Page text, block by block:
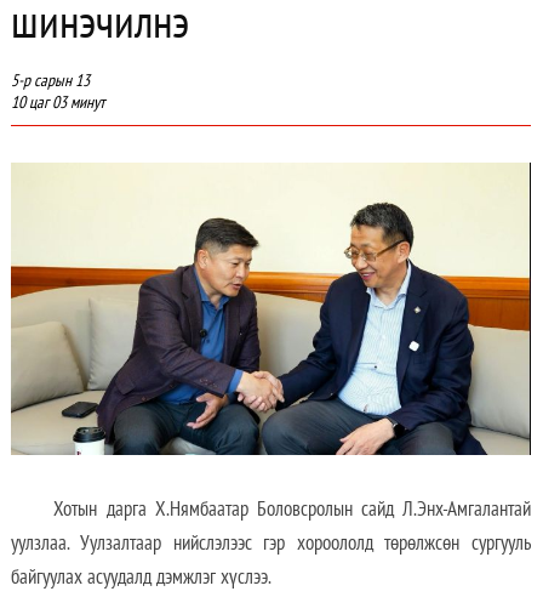
шинэчилнэ
5-р сарын 13
10 цаг 03 минут
Хотын дарга Х.Нямбаатар Боловсролын сайд Л.Энх-Амгалантай
уулзлаа. Уулзалтаар нийслэлээс гэр хороололд төрөлжсөн сургууль
байгуулах асуудалд дэмжлэг хүслээ.